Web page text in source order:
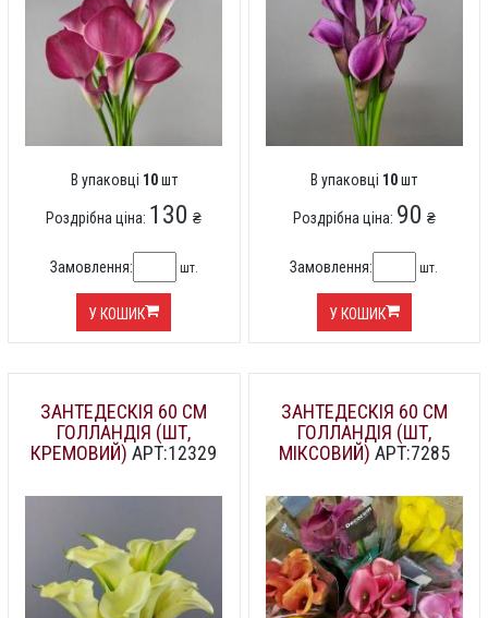
В упаковці 10шт
Роздрібна ціна: 130 ₴
Замовлення: шт.
У КОШИК
В упаковці 10шт
Роздрібна ціна: 90 ₴
Замовлення: шт.
У КОШИК
ЗАНТЕДЕСКІЯ 60 СМ
ГОЛЛАНДІЯ (ШТ,
КРЕМОВИЙ) АРТ:12329
ЗАНТЕДЕСКІЯ 60 СМ
ГОЛЛАНДІЯ (ШТ,
МІКСОВИЙ) АРТ:7285